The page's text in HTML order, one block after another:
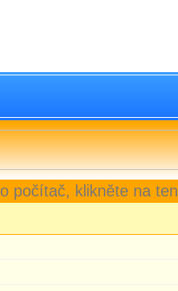
počítač, klikněte na